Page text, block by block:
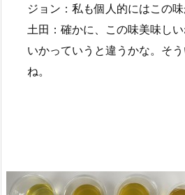
ジョン：私も個人的にはこの味
土田：確かに、この味美味し
いかっていうと違うかな。そ
ね。